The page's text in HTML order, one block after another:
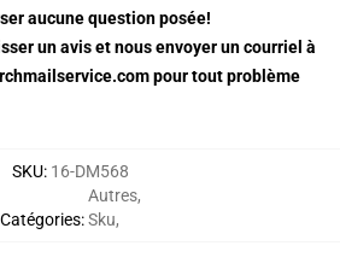
aucune question posée!
un avis et nous envoyer un courriel à
pour tout problème
SKU: 16-DM568
Catégories:
Autres,
Sku,